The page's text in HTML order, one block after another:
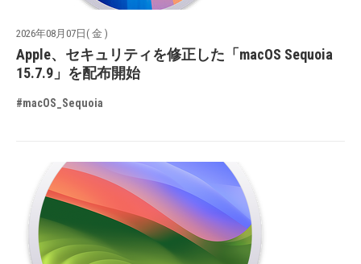
2026年08月07日( 金 )
Apple、セキュリティを修正した「macOS Sequoia
15.7.9」を配布開始
#macOS_Sequoia